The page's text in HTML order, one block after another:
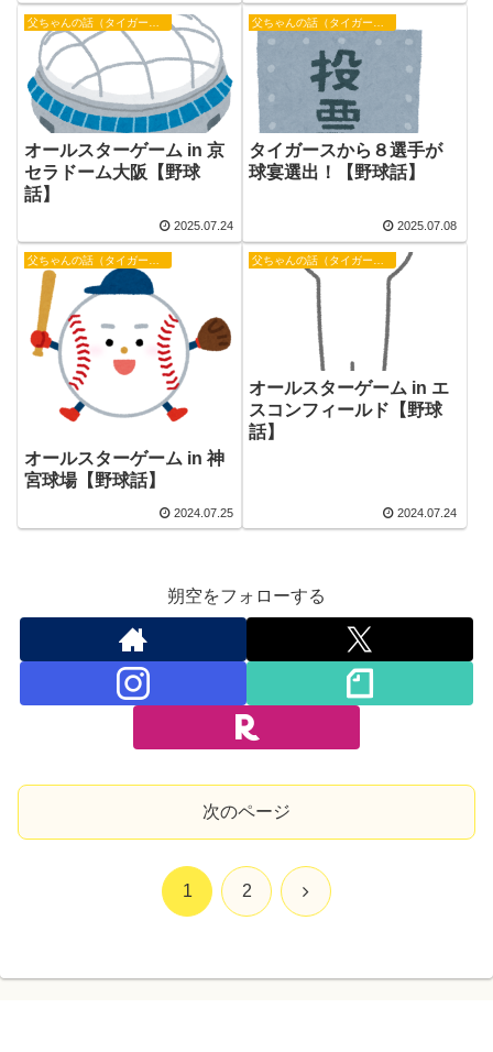
オールスターゲーム in 京
セラドーム大阪【野球
話】
2025.07.24
タイガースから８選手が
球宴選出！【野球話】
2025.07.08
オールスターゲーム in 神
宮球場【野球話】
2024.07.25
オールスターゲーム in エ
スコンフィールド【野球
話】
2024.07.24
朔空をフォローする
次のページ
1 2 次